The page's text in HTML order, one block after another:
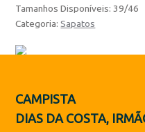
Botas de Criança
Tamanhos Disponíveis: 39/46
Categoria:Sapatos
CAMPISTA
DIAS DA COSTA,